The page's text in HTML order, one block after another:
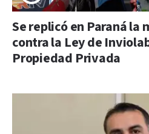
Se replicó en Paraná la
contra la Ley de
Propiedad Privada